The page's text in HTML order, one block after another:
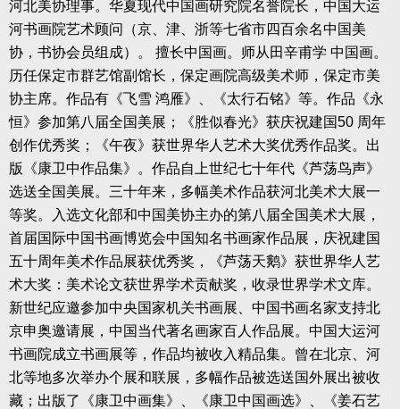
河北美协理事。华夏现代中国画研究院名誉院长，中国大运
河书画院艺术顾问（京、津、浙等七省市四百余名中国美
协，书协会员组成）。
擅长中国画。师从田辛甫学 中国画。
历任保定市群艺馆副馆长，保定画院高级美术师，保定市美
协主席。作品有《飞雪 鸿雁》、《太行石铭》等。作品《永
恒》参加第八届全国美展；《胜似春光》获庆祝建国50 周年
创作优秀奖；《午夜》获世界华人艺术大奖优秀作品奖。出
版《康卫中作品集》。作品自上世纪七十年代《芦荡鸟声》
选送全国美展。三十年来，多幅美术作品获河北美术大展一
等奖。入选文化部和中国美协主办的第八届全国美术大展，
首届国际中国书画博览会中国知名书画家作品展，庆祝建国
五十周年美术作品展获优秀奖，《芦荡天鹅》获世界华人艺
术大奖：美术论文获世界学术贡献奖，收录世界学术文库。
新世纪应邀参加中央国家机关书画展、中国书画名家支持北
京申奥邀请展，中国当代著名画家百人作品展。中国大运河
书画院成立书画展等，作品均被收入精品集。曾在北京、河
北等地多次举办个展和联展，多幅作品被选送国外展出被收
藏；出版了《康卫中画集》、《康卫中国画选》、《姜石艺